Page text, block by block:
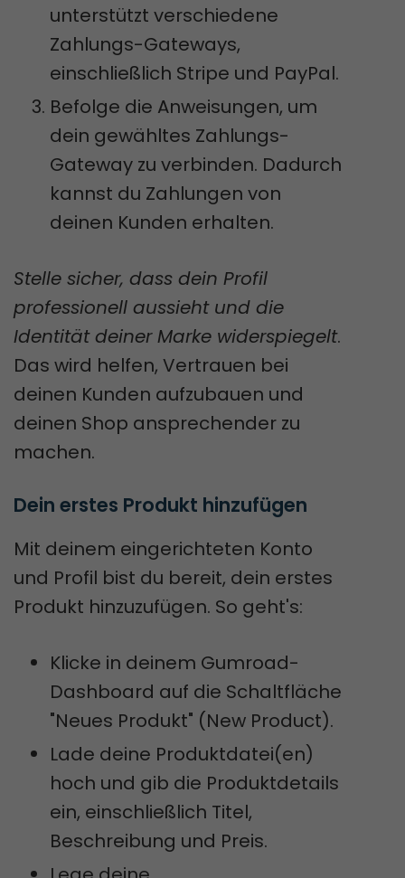
unterstützt verschiedene
Zahlungs-Gateways,
einschließlich Stripe und PayPal.
Befolge die Anweisungen, um
dein gewähltes Zahlungs-
Gateway zu verbinden. Dadurch
kannst du Zahlungen von
deinen Kunden erhalten.
Stelle sicher, dass dein Profil
professionell aussieht und die
Identität deiner Marke widerspiegelt.
Das wird helfen, Vertrauen bei
deinen Kunden aufzubauen und
deinen Shop ansprechender zu
machen.
Dein erstes Produkt hinzufügen
Mit deinem eingerichteten Konto
und Profil bist du bereit, dein erstes
Produkt hinzuzufügen. So geht's:
Klicke in deinem Gumroad-
Dashboard auf die Schaltfläche
"Neues Produkt" (New Product).
Lade deine Produktdatei(en)
hoch und gib die Produktdetails
ein, einschließlich Titel,
Beschreibung und Preis.